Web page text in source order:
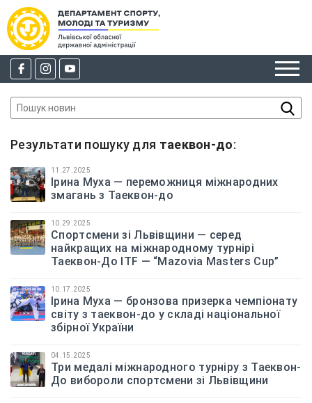
Результати пошуку для таеквон-до:
11.27.2025
Ірина Муха — переможниця міжнародних
змагань з Таеквон-до
10.29.2025
Спортсмени зі Львівщини — серед
найкращих на міжнародному турнірі
Таеквон-До ITF — “Mazovia Masters Cup”
10.17.2025
Ірина Муха — бронзова призерка чемпіонату
світу з таеквон-до у складі національної
збірної України
04.15.2025
Три медалі міжнародного турніру з Таеквон-
До вибороли спортсмени зі Львівщини